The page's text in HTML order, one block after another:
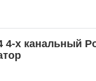
4-х канальный